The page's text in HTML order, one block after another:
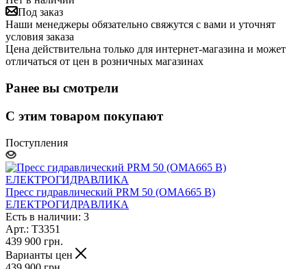
Под заказ
Наши менеджеры обязательно свяжутся с вами и уточнят
условия заказа
Цена действительна только для интернет-магазина и может
отличаться от цен в розничных магазинах
Ранее вы смотрели
С этим товаром покупают
Поступления
Пресс гидравлический PRM 50 (OMA665 В)
ЕЛЕКТРОГИДРАВЛИКА
Есть в наличии: 3
Арт.: T3351
439 900 грн.
Варианты цен